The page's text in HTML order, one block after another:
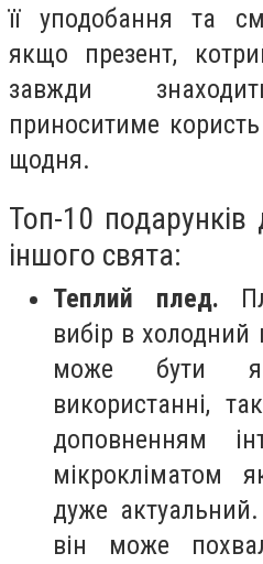
її уподобання та
якщо презент,
завжди
приноситиме
щодня.
Топ-10
іншого свята:
Теплий плед.
вибір в холодний
може бути
використанні,
доповненням
мікрокліматом
дуже
він може